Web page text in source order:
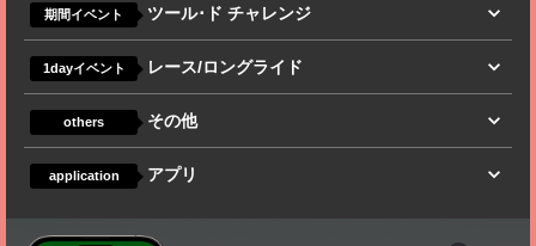
期間イベント ツール･ド チャレンジ
1dayイベント レース/ロングライド
others その他
application アプリ